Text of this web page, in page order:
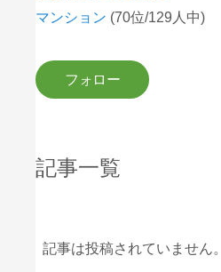
マンション (70位/129人中)
記事一覧
記事は投稿されていません。